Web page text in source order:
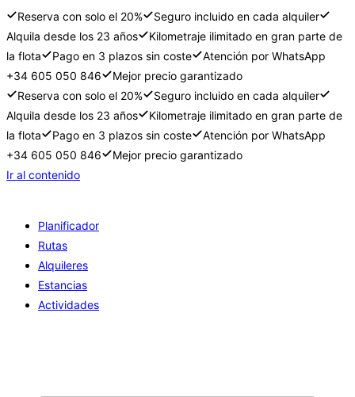
Reserva con solo el 20%
Seguro incluido en cada alquiler
Alquila desde los 23 años
Kilometraje ilimitado en gran parte de
la flota
Pago en 3 plazos sin coste
Atención por WhatsApp
+34 605 050 846
Mejor precio garantizado
Reserva con solo el 20%
Seguro incluido en cada alquiler
Alquila desde los 23 años
Kilometraje ilimitado en gran parte de
la flota
Pago en 3 plazos sin coste
Atención por WhatsApp
+34 605 050 846
Mejor precio garantizado
Ir al contenido
Planificador
Rutas
Alquileres
Estancias
Actividades